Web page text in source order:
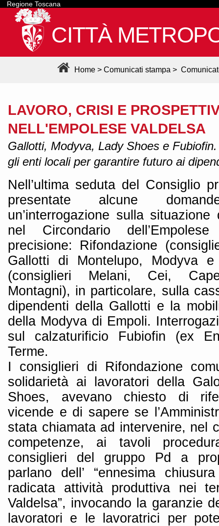
Regione Toscana
CITTÀ
Home > Comunicati stampa >
LAVORO, CRISI E
NELL'EMPOLESE VALDELSA
Gallotti, Modyva, Lady Shoes e
gli enti locali per garantire futuro ai
Nell’ultima seduta del Consiglio
presentate alcune
un’interrogazione sulla
nel Circondario
precisione: Rifondazione
Gallotti di Montelupo, Modyva
(consiglieri Melani, Cei,
Montagni), in particolare, sulla
dipendenti della Gallotti e la
della Modyva di Empoli.
sul calzaturificio Fubiofin (ex
Terme.
I consiglieri di Rifondazione
solidarietà ai lavoratori della
Shoes, avevano chiesto di
vicende e di sapere se
stata chiamata ad intervenire, nel
competenze, ai tavoli
consiglieri del gruppo Pd a
parlano dell’ “ennesima
radicata attività produttiva nei
Valdelsa”, invocando la garanzie
lavoratori e le lavoratrici per